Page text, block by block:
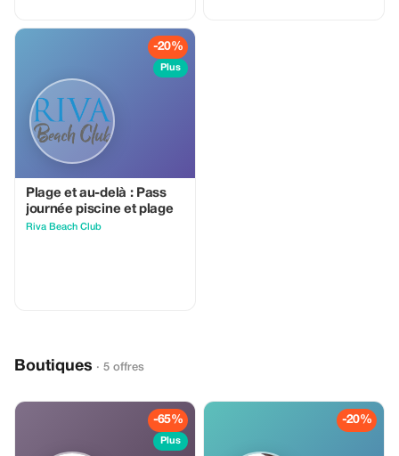
souk aux épices et le souk de l'or.
-20%
Plus
Plage et au-delà : Pass
journée piscine et plage
Riva Beach Club
Boutiques · 5 offres
-65%
Plus
-20%